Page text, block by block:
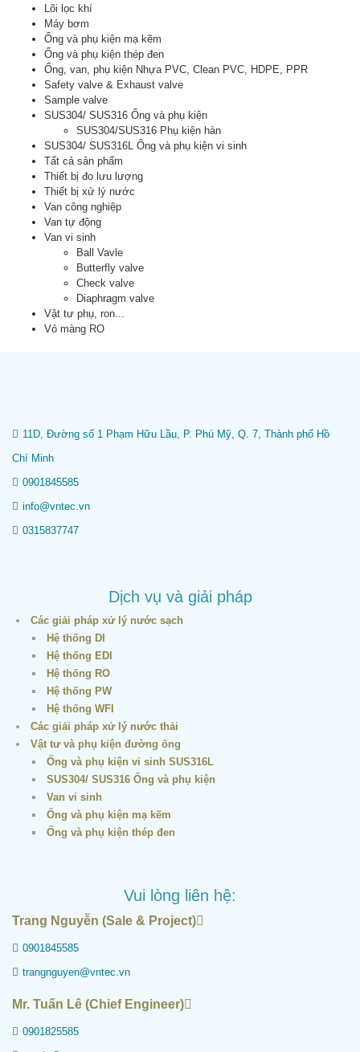
Lõi lọc khí
Máy bơm
Ống và phụ kiện mạ kẽm
Ống và phụ kiện thép đen
Ống, van, phụ kiện Nhựa PVC, Clean PVC, HDPE, PPR
Safety valve & Exhaust valve
Sample valve
SUS304/ SUS316 Ống và phụ kiện
SUS304/SUS316 Phụ kiện hàn
SUS304/ SUS316L Ống và phụ kiện vi sinh
Tất cả sản phẩm
Thiết bị đo lưu lượng
Thiết bị xử lý nước
Van công nghiệp
Van tự động
Van vi sinh
Ball Vavle
Butterfly valve
Check valve
Diaphragm valve
Vật tư phụ, ron...
Vỏ màng RO
11D, Đường số 1 Phạm Hữu Lầu, P. Phú Mỹ, Q. 7, Thành phố Hồ
Chí Minh
0901845585
info@vntec.vn
0315837747
Dịch vụ và giải pháp
Các giải pháp xử lý nước sạch
Hệ thống DI
Hệ thống EDI
Hệ thống RO
Hệ thống PW
Hệ thống WFI
Các giải pháp xử lý nước thải
Vật tư và phụ kiện đường ống
Ống và phụ kiện vi sinh SUS316L
SUS304/ SUS316 Ống và phụ kiện
Van vi sinh
Ống và phụ kiện mạ kẽm
Ống và phụ kiện thép đen
Vui lòng liên hệ:
Trang Nguyễn (Sale & Project)
0901845585
trangnguyen@vntec.vn
Mr. Tuấn Lê (Chief Engineer)
0901825585